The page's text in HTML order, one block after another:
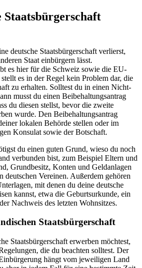
Staatsbürgerschaft
deutsche Staatsbürgerschaft verlierst,
Staat einbürgern lässt.
es hier für die Schweiz sowie die EU-
es in der Regel kein Problem dar, die
zu erhalten. Solltest du in einen Nicht-
musst du einen Beibehaltungsantrag
du diesen stellst, bevor die zweite
wurde. Den Beibehaltungsantrag
lokalen Behörde stellen oder im
Konsulat sowie der Botschaft.
du einen guten Grund, wieso du noch
verbunden bist, zum Beispiel Eltern und
Grundbesitz, Konten und Geldanlagen
deutschen Vereinen. Außerdem gehören
mit denen du deine deutsche
kannst, etwa die Geburtsurkunde, ein
Nachweis des letzten Wohnsitzes.
Staatsbürgerschaft
Staatsbürgerschaft erwerben möchtest,
die du beachten solltest. Der
hängt vom jeweiligen Land